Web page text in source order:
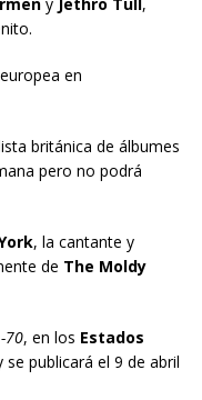
en
británica de álbumes
pero no podrá
, la cantante y
de The Moldy
70, en los Estados
publicará el 9 de abril